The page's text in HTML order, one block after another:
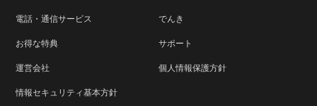
電話・通信サービス でんき
お得な特典 サポート
運営会社 個人情報保護方針
情報セキュリティ基本方針